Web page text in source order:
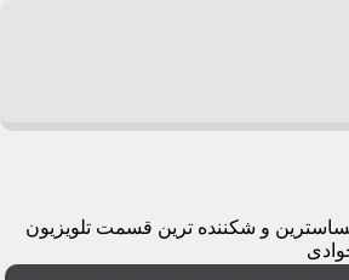
و شکننده ترین قسمت تلویزیون